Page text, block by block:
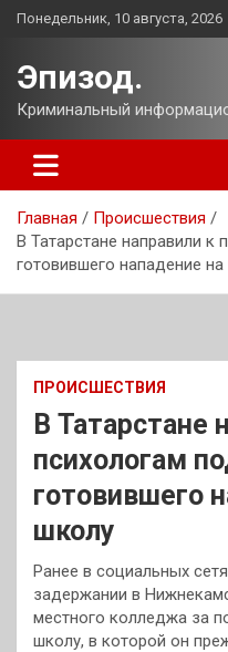
Перейти
Понедельник, 10 августа, 2026
Эпизод.
Криминальный
Главная
Происшествия
В Татарстане направили к
готовившего нападение
ПРОИСШЕСТВИЯ
В Татарстане
психологам
готовившего
школу
Ранее в социальных
задержании в
местного колледжа за
школу, в которой он